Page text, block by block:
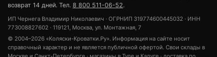
возврат 14 дней. Тел. 8 800 511-06-52.
ИП Чернега Владимир Николаевич · ОГРНИП 319774600445032 · ИНН
773008827602 · 119121, Москва, ул. Монтажная, 7
© 2004–2026 «Коляски-Кроватки.Ру». Информация на сайте носит
справочный характер и не является публичной офертой. Свои склады в